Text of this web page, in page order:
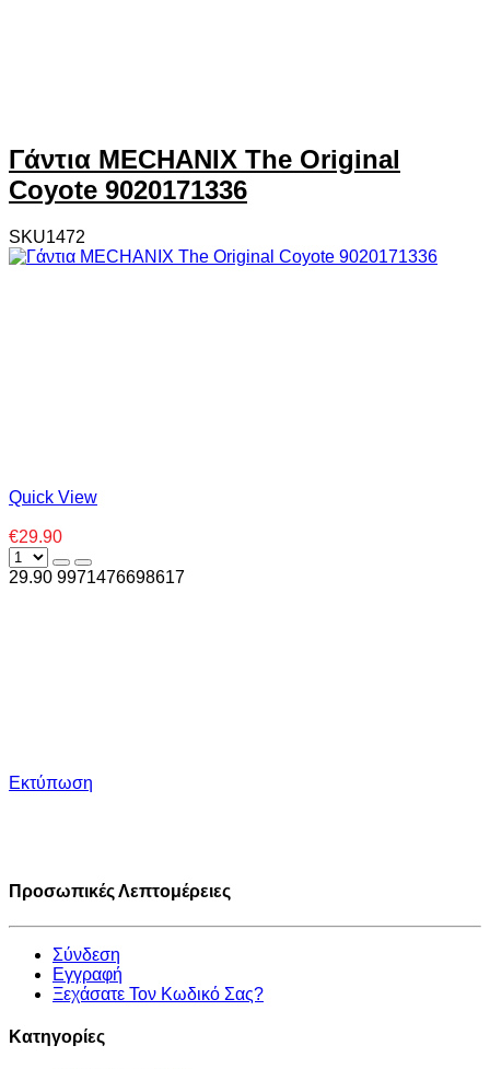
Γάντια MECHANIX The Original
Coyote 9020171336
SKU1472
Quick View
€29.90
29.90 9971476698617
Εκτύπωση
Προσωπικές Λεπτομέρειες
Σύνδεση
Εγγραφή
Ξεχάσατε Τον Κωδικό Σας?
Κατηγορίες